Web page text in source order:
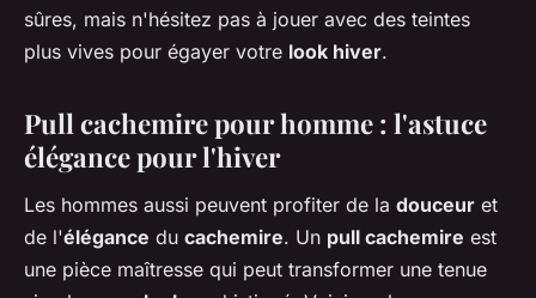
sûres, mais n'hésitez pas à jouer avec des teintes
plus vives pour égayer votre look hiver.
Pull cachemire pour homme : l'astuce
élégance pour l'hiver
Les hommes aussi peuvent profiter de la douceur et
de l'élégance du cachemire. Un pull cachemire est
une pièce maîtresse qui peut transformer une tenue